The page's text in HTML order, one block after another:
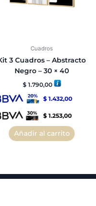
Cuadros
3 Cuadros – Abstracto
Negro – 30 × 40
$ 1.790,00
$ 1.432,00
$ 1.253,00
Añadir al carrito